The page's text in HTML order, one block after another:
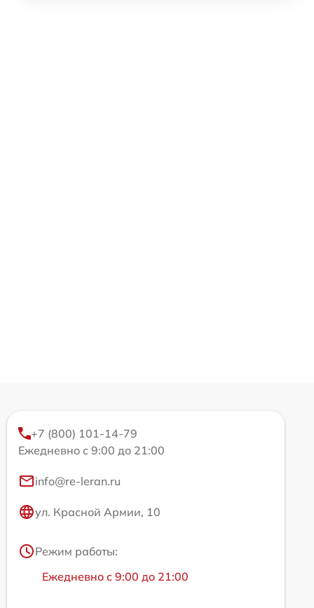
+7 (800) 101-14-79
Ежедневно с 9:00 до 21:00
info@re-leran.ru
ул. Красной Армии, 10
Режим работы:
Ежедневно с 9:00 до 21:00